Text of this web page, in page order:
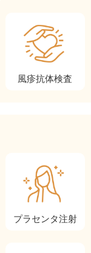
風疹抗体検査
プラセンタ注射